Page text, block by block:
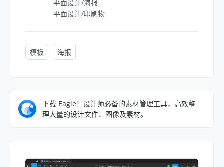
平面设计/海报
平面设计/印刷物
模板 海报
下载 Eagle！设计师必备的素材管理工具，高效整
理大量的设计文件、图像及素材。